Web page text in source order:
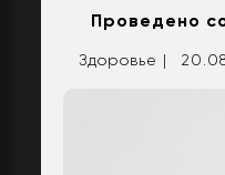
Проведено
Здоровье |